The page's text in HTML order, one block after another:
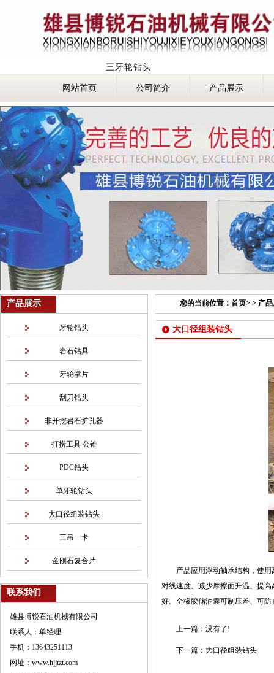
三牙轮钻头
网站首页 公司简介 产品展示
您的当前位置： 首页> > 产
大口径组装钻头
产品应用浮动轴承结构，使
对线速度、减少摩擦面升温、提
好。全橡胶储油囊可制压差、可
上一篇： 没有了!
下一篇： 大口径组装钻头
产品展示
牙轮钻头
岩石钻具
牙轮掌片
刮刀钻头
非开挖岩石扩孔器
打捞工具 公锥
PDC钻头
单牙轮钻头
大口径组装钻头
三吊一卡
金刚石复合片
联系我们
雄县博锐石油机械有限公司
联系人：单经理
手机：13643251113
网址：www.hjjtzt.com